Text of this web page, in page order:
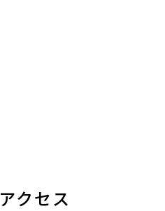
アクセス